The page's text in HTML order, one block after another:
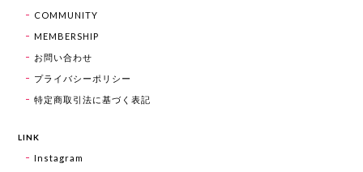
COMMUNITY
MEMBERSHIP
お問い合わせ
プライバシーポリシー
特定商取引法に基づく表記
LINK
Instagram